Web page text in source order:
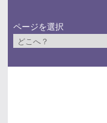
ページを選択